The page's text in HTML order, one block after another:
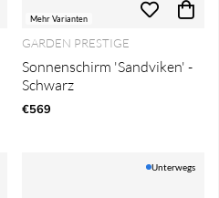
Mehr Varianten
GARDEN PRESTIGE
Sonnenschirm 'Sandviken' -
Schwarz
€569
Unterwegs